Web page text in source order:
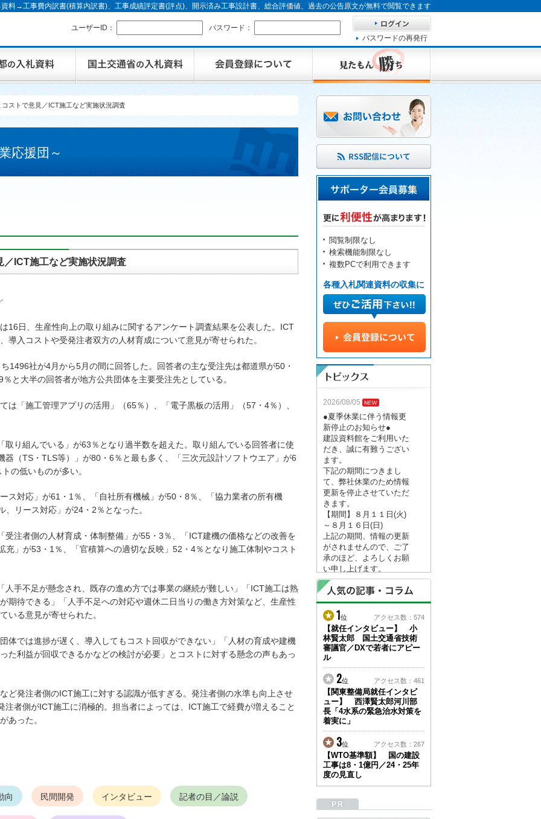
資料→工事費内訳書(積算内訳書)、工事成績評定書(評点)、開示済み工事設計書、総合評価値、過去の公告原文が無料で閲覧できます
ユーザーID：
パスワード：
パスワードの再発行
ストで意見／ICT施工など実施状況調査
応援団～
ICT施工など実施状況調査
16日、生産性向上の取り組みに関するアンケート調査結果を公表した。ICT
導入コストや受発注者双方の人材育成について意見が寄せられた。
1496社が4月から5月の間に回答した。回答者の主な受注先は都道県が50・
と大半の回答者が地方公共団体を主要受注先としている。
「施工管理アプリの活用」（65％）、「電子黒板の活用」（57・4％）、
り組んでいる」が63％となり過半数を超えた。取り組んでいる回答者に使
器（TS・TLS等）」が80・6％と最も多く、「三次元設計ソフトウエア」が6
の低いものが多い。
ス対応」が61・1％、「自社所有機械」が50・8％、「協力業者の所有機
リース対応」が24・2％となった。
注者側の人材育成・体制整備」が55・3％、「ICT建機の価格などの改善を
」が53・1％、「官積算への適切な反映」52・4％となり施工体制やコスト
手不足が懸念され、既存の進め方では事業の継続が難しい」「ICT施工は熟
期待できる」「人手不足への対応や週休二日当りの働き方対策など、生産性
いる意見が寄せられた。
体では進捗が遅く、導入してもコスト回収ができない」「人材の育成や建機
た利益が回収できるかなどの検討が必要」とコストに対する懸念の声もあっ
ど発注者側のICT施工に対する認識が低すぎる。発注者側の水準も向上させ
者側がICT施工に消極的。担当者によっては、ICT施工で経費が増えること
あった。
向 民間開発 インタビュー 記者の目／論説
閲覧制限なし
検索機能制限なし
複数PCで利用できます
各種入札関連資料の収集に
2026/08/05
●夏季休業に伴う情報更
新停止のお知らせ●
建設資料館をご利用いた
だき、誠に有難うござい
ます。
下記の期間につきまし
て、弊社休業のため情報
更新を停止させていただ
きます。
【期間】８月１１日(火)
～８月１６日(日)
上記の期間、情報の更新
がされませんので、ご了
承のほど、よろしくお願
い申し上げます。
なお、情報は８月１７日
(月)より登録されます。
2026/04/23
●ゴールデンウィークに
伴う情報更新停止のお知
らせ(05/02～05/10)●
ユーザー各位
建設資料館をご利用いた
だき、誠に有難うござい
ます。
下記の期間につきまし
て、弊社休業のため情報
更新を停止させていただ
きます。
【期間】５月２日(土)～
５月１０日(日)
上記の期間、情報の更新
がされませんので、ご了
い申し上げます。
1位 アクセス数：574
【就任インタビュー】 小
林賢太郎 国土交通省技術
審議官／DXで若者にアピー
ル
2位 アクセス数：461
【関東整備局就任インタビ
ュー】 西澤賢太郎河川部
長「4水系の緊急治水対策を
着実に」
3位 アクセス数：267
【WTO基準額】 国の建設
工事は8・1億円／24・25年
度の見直し